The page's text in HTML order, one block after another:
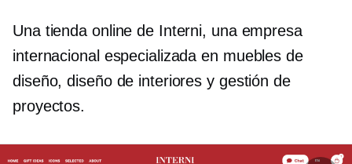
Una tienda online de Interni, una empresa
internacional especializada en muebles de
diseño, diseño de interiores y gestión de
proyectos.